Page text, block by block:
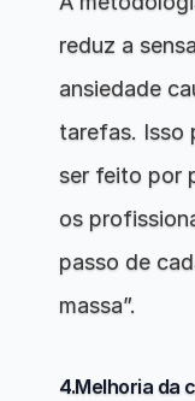
reduz a
ansiedade
tarefas. Isso
ser feito por
os
passo de
massa”.
4.Melhoria da